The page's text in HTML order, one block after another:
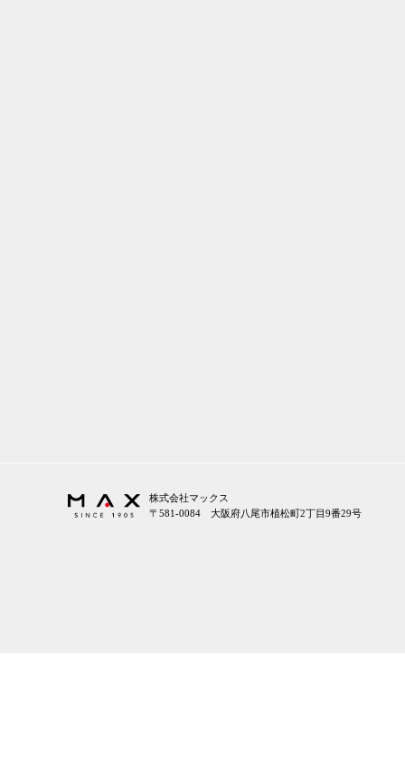
株式会社マックス
〒581-0084 大阪府八尾市植松町2丁目9番29号